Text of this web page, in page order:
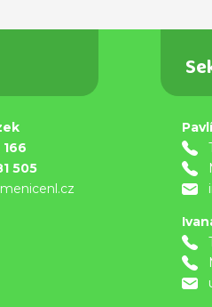
505